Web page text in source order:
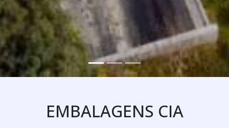
EMBALAGENS CIA